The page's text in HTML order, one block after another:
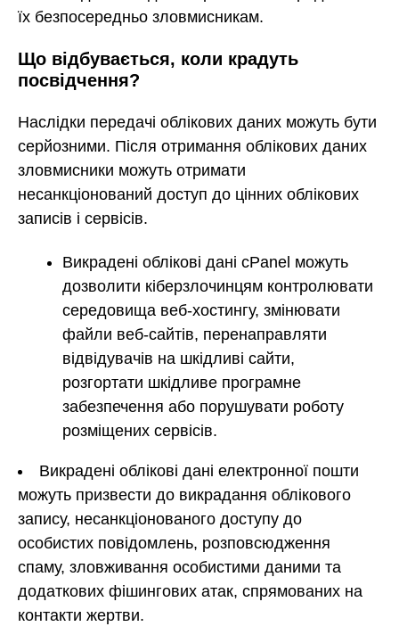
їх безпосередньо зловмисникам.
Що відбувається, коли крадуть
посвідчення?
Наслідки передачі облікових даних можуть бути
серйозними. Після отримання облікових даних
зловмисники можуть отримати
несанкціонований доступ до цінних облікових
записів і сервісів.
Викрадені облікові дані cPanel можуть
дозволити кіберзлочинцям контролювати
середовища веб-хостингу, змінювати
файли веб-сайтів, перенаправляти
відвідувачів на шкідливі сайти,
розгортати шкідливе програмне
забезпечення або порушувати роботу
розміщених сервісів.
Викрадені облікові дані електронної пошти
можуть призвести до викрадання облікового
запису, несанкціонованого доступу до
особистих повідомлень, розповсюдження
спаму, зловживання особистими даними та
додаткових фішингових атак, спрямованих на
контакти жертви.